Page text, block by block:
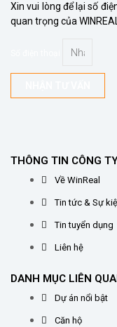
Xin vui lòng để lại số
quan trọng của
THÔNG TIN CÔNG
Về WinReal
Tin tức & Sự
Tin tuyển dụng
Liên hệ
DANH MỤC LIÊN
Dự án nổi bật
Căn hộ